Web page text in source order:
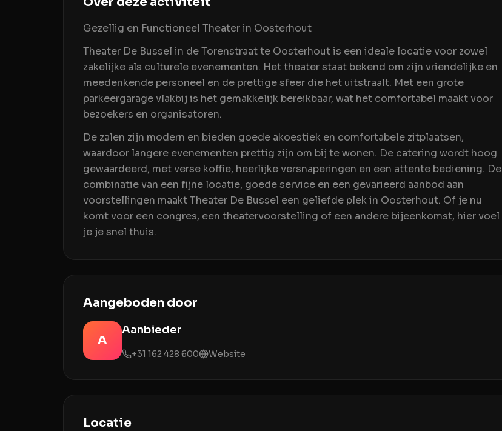
Gezellig en Functioneel Theater in Oosterhout
Theater De Bussel in de Torenstraat te Oosterhout is een ideale locatie voor zowel
zakelijke als culturele evenementen. Het theater staat bekend om zijn vriendelijke en
meedenkende personeel en de prettige sfeer die het uitstraalt. Met een grote
parkeergarage vlakbij is het gemakkelijk bereikbaar, wat het comfortabel maakt voor
bezoekers en organisatoren.
De zalen zijn modern en bieden goede akoestiek en comfortabele zitplaatsen,
waardoor langere evenementen prettig zijn om bij te wonen. De catering wordt hoog
gewaardeerd, met verse koffie, heerlijke versnaperingen en een attente bediening. De
combinatie van een fijne locatie, goede service en een gevarieerd aanbod aan
voorstellingen maakt Theater De Bussel een geliefde plek in Oosterhout. Of je nu
komt voor een congres, een theatervoorstelling of een andere bijeenkomst, hier voel
je je snel thuis.
Aangeboden door
A
Aanbieder
+31 162 428 600 Website
Locatie